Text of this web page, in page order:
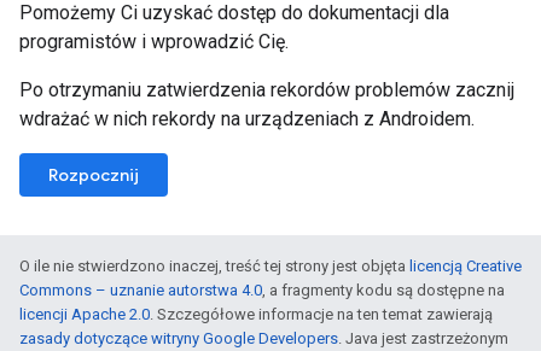
Pomożemy Ci uzyskać dostęp do dokumentacji dla
programistów i wprowadzić Cię.
Po otrzymaniu zatwierdzenia rekordów problemów zacznij
wdrażać w nich rekordy na urządzeniach z Androidem.
Rozpocznij
O ile nie stwierdzono inaczej, treść tej strony jest objęta licencją Creative
Commons – uznanie autorstwa 4.0, a fragmenty kodu są dostępne na
licencji Apache 2.0. Szczegółowe informacje na ten temat zawierają
zasady dotyczące witryny Google Developers. Java jest zastrzeżonym